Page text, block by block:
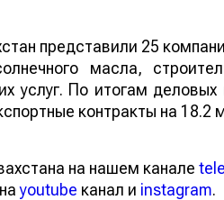
представили 25
масла,
услуг. По итогам
контракты на
на нашем канале
youtube канал и instagram.